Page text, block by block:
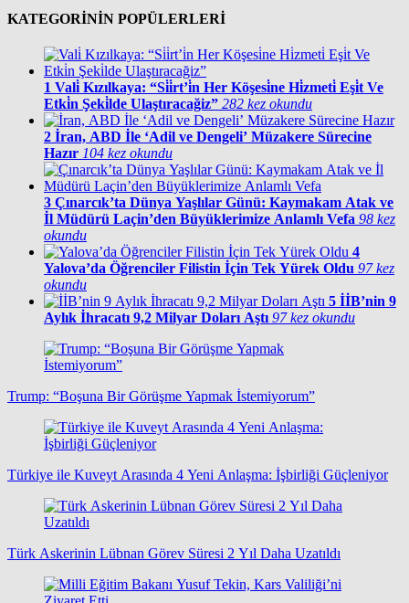
KATEGORİNİN POPÜLERLERİ
1 Vali̇ Kızılkaya: “Si̇i̇rt’i̇n Her Köşesi̇ne Hi̇zmeti̇ Eşi̇t Ve
Etki̇n Şeki̇lde Ulaştıracağiz” 282 kez okundu
2 İran, ABD İle ‘Adil ve Dengeli’ Müzakere Sürecine
Hazır 104 kez okundu
3 Çınarcık’ta Dünya Yaşlılar Günü: Kaymakam Atak ve
İl Müdürü Laçin’den Büyüklerimize Anlamlı Vefa 98 kez
okundu
4
Yalova’da Öğrenciler Filistin İçin Tek Yürek Oldu 97 kez
okundu
5 İİB’nin 9
Aylık İhracatı 9,2 Milyar Doları Aştı 97 kez okundu
Trump: “Boşuna Bir Görüşme Yapmak İstemiyorum”
Türkiye ile Kuveyt Arasında 4 Yeni Anlaşma: İşbirliği Güçleniyor
Türk Askerinin Lübnan Görev Süresi 2 Yıl Daha Uzatıldı